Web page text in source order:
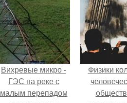
Вихревые микро -
ГЭС на реке с
малым перепадом
Физики